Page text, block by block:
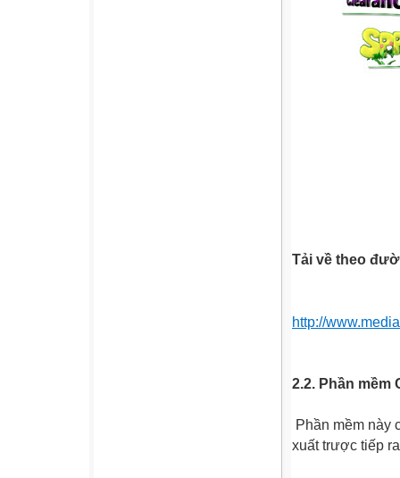
Tải về theo
http://
2.2. Phần mềm
Phần mềm này
xuất trược tiếp